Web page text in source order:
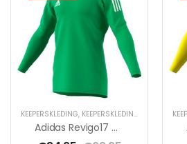
KEEPERSKLEDING, KEEPERSKLEDING SALE
Adidas Revigo17 GK